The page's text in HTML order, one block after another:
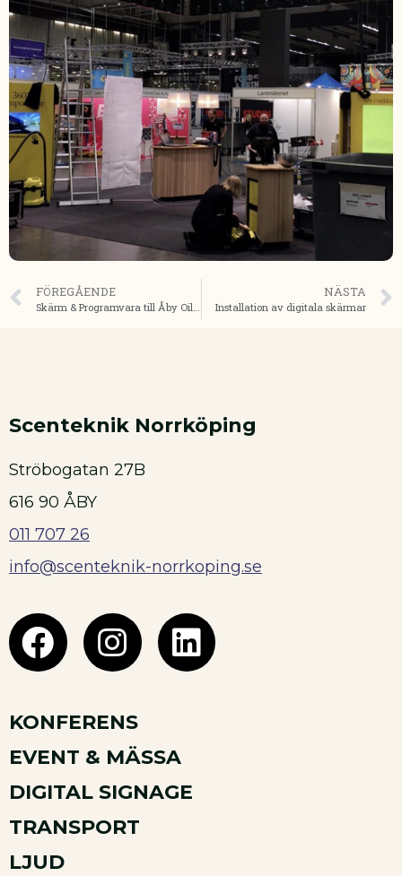
FÖREGÅENDE NÄSTA
Installation av digitala skärmar
Scenteknik Norrköping
Ströbogatan 27B
616 90 ÅBY
011 707 26
info@scenteknik-norrkoping.se
KONFERENS
EVENT & MÄSSA
DIGITAL SIGNAGE
TRANSPORT
LJUD